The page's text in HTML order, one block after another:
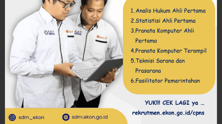
Simpan nama, email, dan situs web saya